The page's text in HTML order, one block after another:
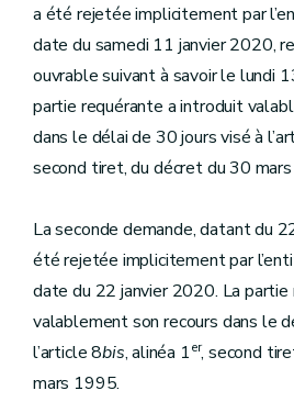
a été rejetée implicitement par
date du samedi 11 janvier 2020,
ouvrable suivant à savoir le lundi
partie requérante a introduit
dans le délai de 30 jours visé à
second tiret, du décret du 30
La seconde demande, datant du
été rejetée implicitement par
date du 22 janvier 2020. La
valablement son recours dans le
l’article 8bis, alinéa 1er, second
mars 1995.